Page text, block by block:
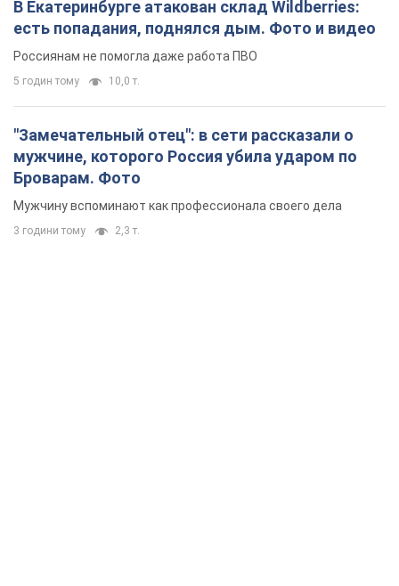
В Екатеринбурге атакован склад Wildberries:
есть попадания, поднялся дым. Фото и видео
Россиянам не помогла даже работа ПВО
5 годин тому 10,0 т.
"Замечательный отец": в сети рассказали о
мужчине, которого Россия убила ударом по
Броварам. Фото
Мужчину вспоминают как профессионала своего дела
3 години тому 2,3 т.